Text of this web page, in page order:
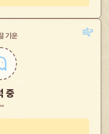
기운
중